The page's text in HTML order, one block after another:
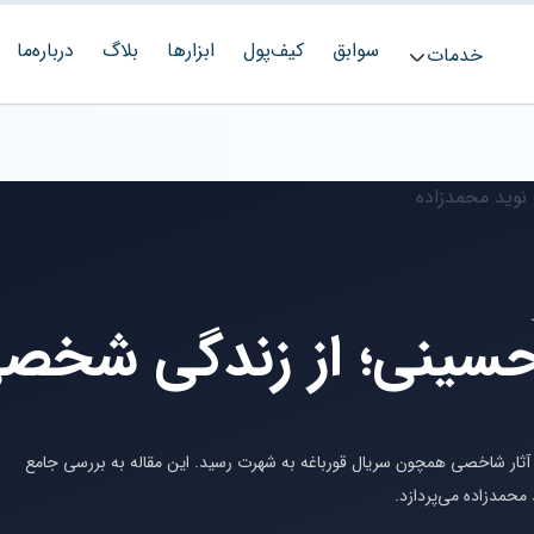
خدمات سوابق کیف‌پول ابزارها بلاگ درباره‌ما
از زندگی
آثار شاخصی همچون سریال قورباغه به شهرت رسید. این مقاله به بررسی جامع
می‌پردازد.